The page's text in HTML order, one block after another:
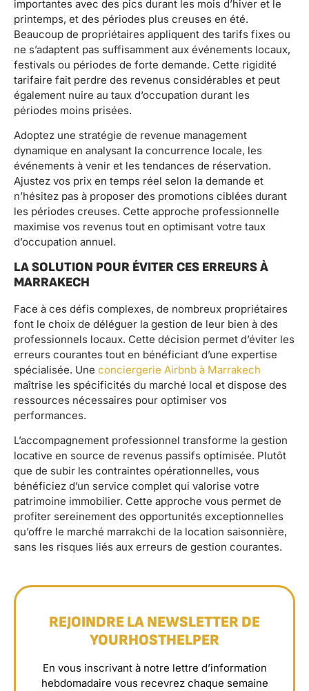
importantes avec des pics durant les mois d’hiver et le
printemps, et des périodes plus creuses en été.
Beaucoup de propriétaires appliquent des tarifs fixes ou
ne s’adaptent pas suffisamment aux événements locaux,
festivals ou périodes de forte demande. Cette rigidité
tarifaire fait perdre des revenus considérables et peut
également nuire au taux d’occupation durant les
périodes moins prisées.
Adoptez une stratégie de revenue management
dynamique en analysant la concurrence locale, les
événements à venir et les tendances de réservation.
Ajustez vos prix en temps réel selon la demande et
n’hésitez pas à proposer des promotions ciblées durant
les périodes creuses. Cette approche professionnelle
maximise vos revenus tout en optimisant votre taux
d’occupation annuel.
LA SOLUTION POUR ÉVITER CES ERREURS À
MARRAKECH
Face à ces défis complexes, de nombreux propriétaires
font le choix de déléguer la gestion de leur bien à des
professionnels locaux. Cette décision permet d’éviter les
erreurs courantes tout en bénéficiant d’une expertise
spécialisée. Une conciergerie Airbnb à Marrakech
maîtrise les spécificités du marché local et dispose des
ressources nécessaires pour optimiser vos
performances.
L’accompagnement professionnel transforme la gestion
locative en source de revenus passifs optimisée. Plutôt
que de subir les contraintes opérationnelles, vous
bénéficiez d’un service complet qui valorise votre
patrimoine immobilier. Cette approche vous permet de
profiter sereinement des opportunités exceptionnelles
qu’offre le marché marrakchi de la location saisonnière,
sans les risques liés aux erreurs de gestion courantes.
REJOINDRE LA NEWSLETTER DE
YOURHOSTHELPER
En vous inscrivant à notre lettre d’information
hebdomadaire vous recevrez chaque semaine